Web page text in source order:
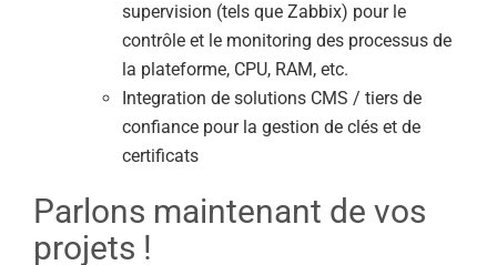
supervision (tels que Zabbix) pour le
contrôle et le monitoring des processus de
la plateforme, CPU, RAM, etc.
Integration de solutions CMS / tiers de
confiance pour la gestion de clés et de
certificats
Parlons maintenant de vos
projets !